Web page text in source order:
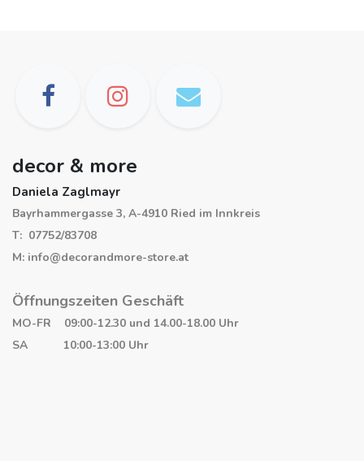
decor & more
Daniela Zaglmayr
Bayrhammergasse 3, A-4910 Ried im Innkreis
T: 07752/83708
M: info@decorandmore-store.at
Öffnungszeiten Geschäft
MO-FR 09:00-12.30 und 14.00-18.00 Uhr
SA 10:00-13:00 Uhr